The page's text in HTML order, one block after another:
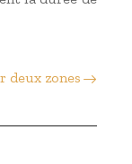
zones